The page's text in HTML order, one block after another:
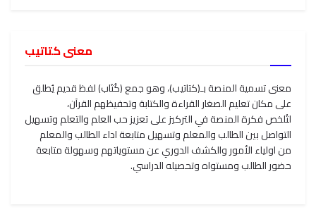
معنى كتاتيب
معنى تسمية المنصة بـ(كتاتيب)، وهو جمع (كُتَاب) لفظ قديم يُطلق
على مكان تعليم الصغار القراءة والكتابة وتحفيظهم القرآن،
لتُلخص فكرة المنصة في التركيز على تعزيز حب العلم والتعلم وتسهيل
التواصل بين الطالب والمعلم وتسهيل متابعة اداء الطالب والمعلم
من اولياء الأمور والكشف الدوري عن مستوياتهم وسهولة متابعة
حضور الطالب ومستواه وتحصيله الدراسي.